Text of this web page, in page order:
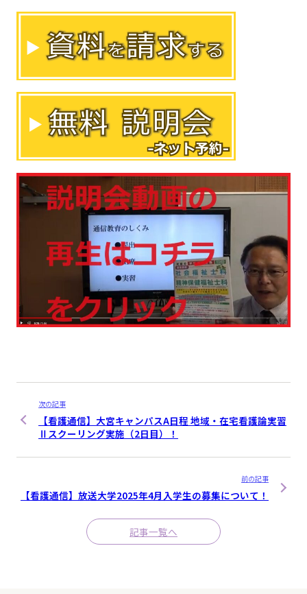
次の記事
【看護通信】大宮キャンパスA日程 地域・在宅看護論実習
Ⅱスクーリング実施（2日目）！
前の記事
【看護通信】放送大学2025年4月入学生の募集について！
記事一覧へ